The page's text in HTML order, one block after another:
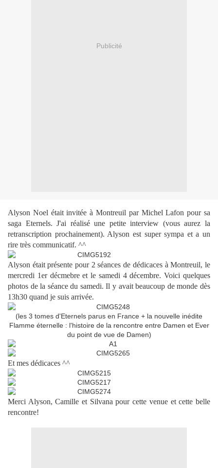
Publicité
Alyson Noel était invitée à Montreuil par Michel Lafon pour sa
saga Eternels. J'ai réalisé une petite interview (vous aurez la
retranscription prochainement). Alyson est super sympa et a un
rire très communicatif. ^^
Alyson était présente pour 2 séances de dédicaces à Montreuil, le
mercredi 1er décmebre et le samedi 4 décembre. Voici quelques
photos de la séance du samedi. Il y avait beaucoup de monde dès
13h30 quand je suis arrivée.
(les 3 tomes d'Eternels parus en France + la nouvelle inédite
Flamme éternelle : l'histoire de la rencontre entre Damen et Ever
du point de vue de Damen)
Et mes dédicaces ^^
Merci Alyson, Camille et Silvana pour cette venue et cette belle
rencontre!